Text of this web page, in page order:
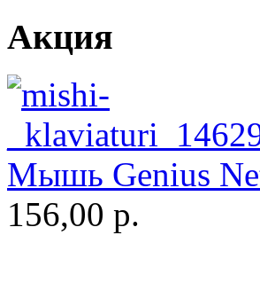
Gigabyte
Globex
Goclever
Golden field (3)
Grand
Акция
Мышь Genius
156,00 р.